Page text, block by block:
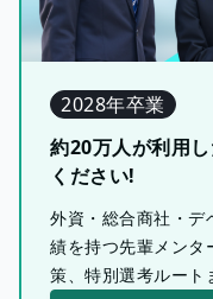
2028年卒業
約20万人が利用
ください!
外資・総合商社・デ
績を持つ先輩メンタ
策、特別選考ルート